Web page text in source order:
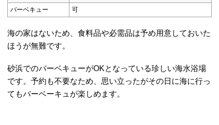
バーベキュー
可
海の家はないため、食料品や必需品は予め用意しておいた
ほうが無難です。
砂浜でのバーベキューがOKとなっている珍しい海水浴場
です。予約も不要なため、思い立ったがその日に海に行っ
てもバーベーキュが楽しめます。